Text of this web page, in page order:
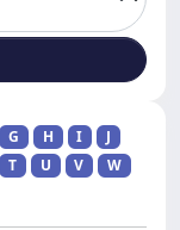
G H I
J
T U V
W